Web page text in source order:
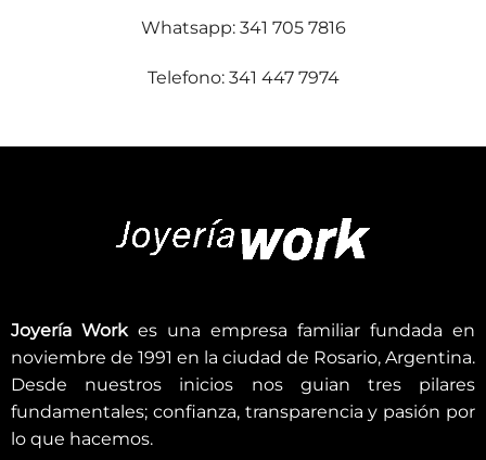
Whatsapp: 341 705 7816
Telefono: 341 447 7974
Joyería Workes una empresa familiar fundada en
noviembre de 1991 en la ciudad de Rosario, Argentina.
Desde nuestros inicios nos guian tres pilares
fundamentales; confianza, transparencia y pasión por
lo que hacemos.